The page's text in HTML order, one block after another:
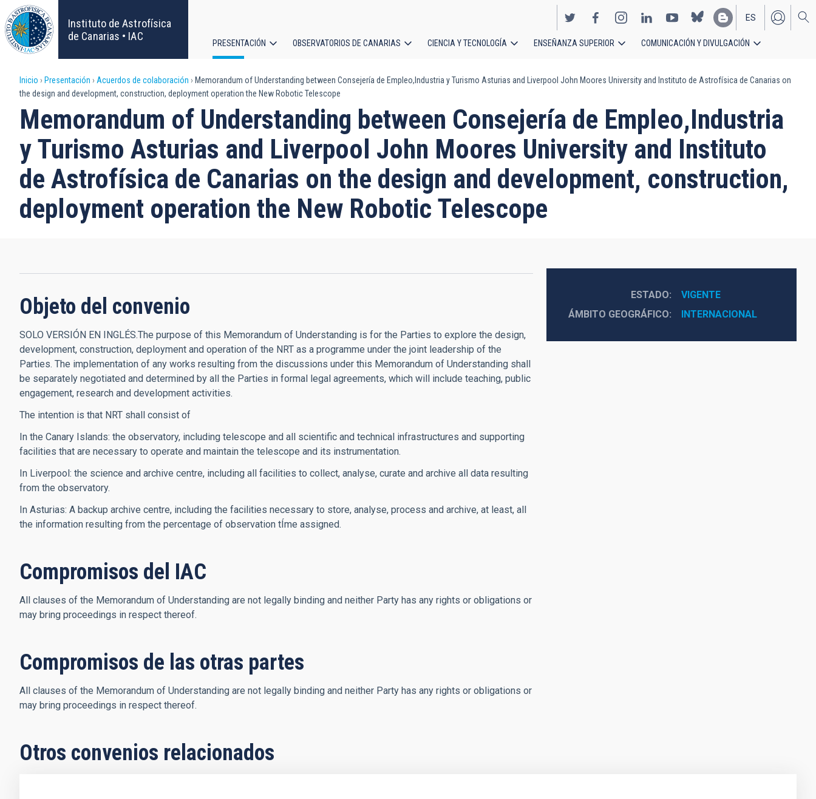
Pasar
al
contenido
principal
Instituto de Astrofísica
de Canarias • IAC
EN
ES
Navegación
principal
PRESENTACIÓN OBSERVATORIOS DE CANARIAS CIENCIA Y TECNOLOGÍA ENSEÑANZA SUPERIOR COMUNICACIÓN Y DIVULGACIÓN
Sobrescribir
enlaces
de
ayuda
a
la
Inicio Presentación Acuerdos de colaboración
Memorandum of Understanding between Consejería de Empleo,Industria y Turismo Asturias and Liverpool John Moores University and Instituto de Astrofísica de Canarias on
the design and development, construction, deployment operation the New Robotic Telescope
Memorandum of Understanding between Consejería de Empleo,Industria
y Turismo Asturias and Liverpool John Moores University and Instituto
de Astrofísica de Canarias on the design and development, construction,
deployment operation the New Robotic Telescope
Objeto del convenio
SOLO VERSIÓN EN INGLÉS.The purpose of this Memorandum of Understanding is for the Parties to explore the design,
development, construction, deployment and operation of the NRT as a programme under the joint leadership of the
Parties. The implementation of any works resulting from the discussions under this Memorandum of Understanding shall
be separately negotiated and determined by all the Parties in formal legal agreements, which will include teaching, public
engagement, research and development activities.
The intention is that NRT shall consist of
In the Canary Islands: the observatory, including telescope and all scientific and technical infrastructures and supporting
facilities that are necessary to operate and maintain the telescope and its instrumentation.
In Liverpool: the science and archive centre, including all facilities to collect, analyse, curate and archive all data resulting
from the observatory.
In Asturias: A backup archive centre, including the facilities necessary to store, analyse, process and archive, at least, all
the information resulting from the percentage of observation tÍme assigned.
Compromisos del IAC
All clauses of the Memorandum of Understanding are not legally binding and neither Party has any rights or obligations or
may bring proceedings in respect thereof.
Compromisos de las otras partes
All clauses of the Memorandum of Understanding are not legally binding and neither Party has any rights or obligations or
may bring proceedings in respect thereof.
ESTADO
VIGENTE
ÁMBITO GEOGRÁFICO
INTERNACIONAL
Otros convenios relacionados